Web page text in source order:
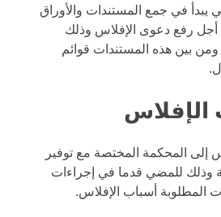
يبدأ في جمع المستندات والأوراق
أجل رفع دعوى الإفلاس وذلك
ومن بين هذه المستندات قوائم
إلى المحكمة المختصة مع توفير
وذلك للمضي قدما في إجراءات
المطلوبة أسباب الإفلاس.